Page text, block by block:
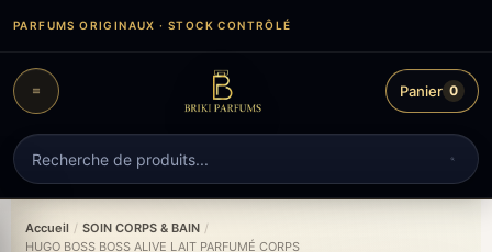
contenu
PARFUMS ORIGINAUX · STOCK CONTRÔLÉ
Recherche
de
produits
Panier 0
Accueil / SOIN CORPS & BAIN /
HUGO BOSS BOSS ALIVE LAIT PARFUMÉ CORPS